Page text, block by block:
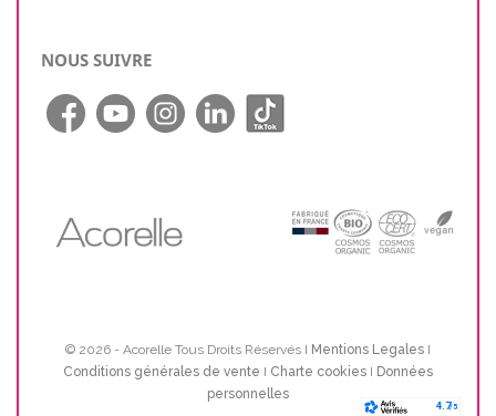
NOUS SUIVRE
© 2026 - Acorelle Tous Droits Réservés I Mentions Legales I
Conditions générales de vente I Charte cookies I Données
personnelles